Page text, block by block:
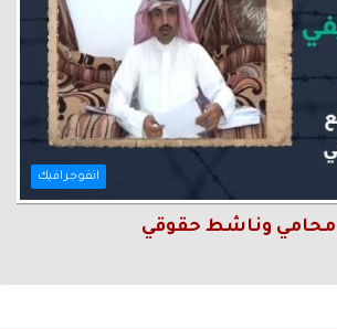
انفوجرافيك
وناشط حقوقي